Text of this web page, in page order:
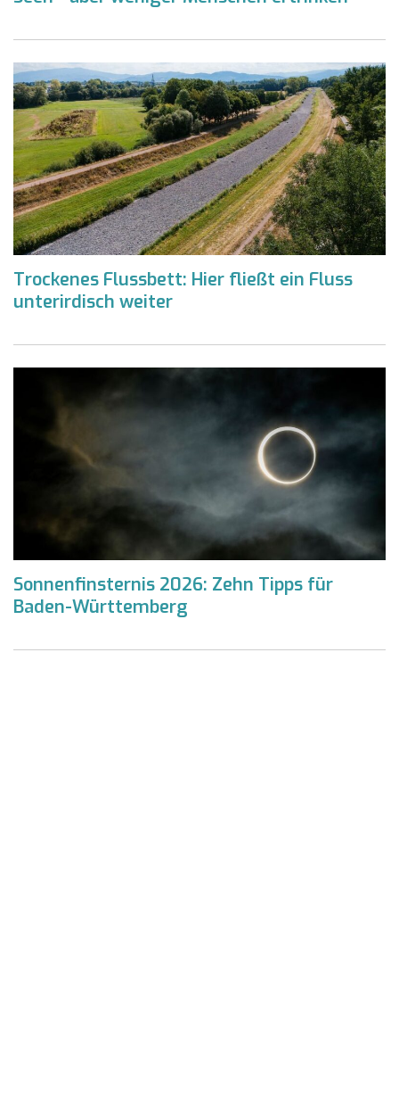
Trockenes Flussbett: Hier fließt ein Fluss
unterirdisch weiter
Sonnenfinsternis 2026: Zehn Tipps für
Baden-Württemberg